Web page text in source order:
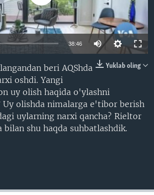
38:46
Yuklab oling
beri AQShda
oshdi. Yangi
uy olish haqida o'ylashni
Uy olishda nimalarga e'tibor berish
uylarning narxi qancha? Rieltor
bilan shu haqda suhbatlashdik.